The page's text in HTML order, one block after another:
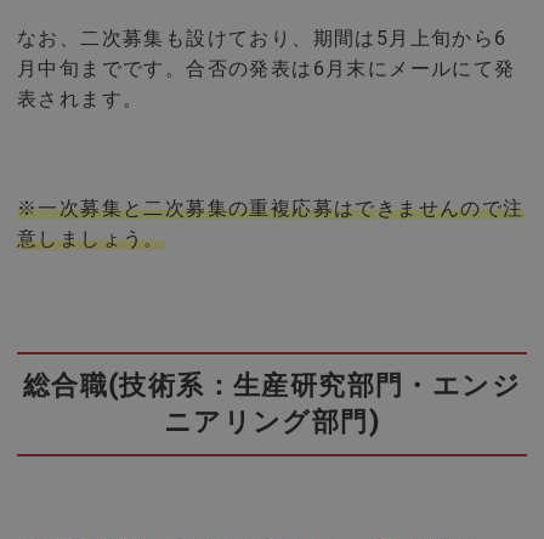
なお、二次募集も設けており、期間は5月上旬から6
月中旬までです。合否の発表は6月末にメールにて発
表されます。
※一次募集と二次募集の重複応募はできませんので注
意しましょう。
総合職(技術系：生産研究部門・エンジ
ニアリング部門)